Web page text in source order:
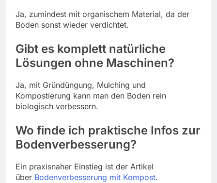
Ja, zumindest mit organischem Material, da der
Boden sonst wieder verdichtet.
Gibt es komplett natürliche
Lösungen ohne Maschinen?
Ja, mit Gründüngung, Mulching und
Kompostierung kann man den Boden rein
biologisch verbessern.
Wo finde ich praktische Infos zur
Bodenverbesserung?
Ein praxisnaher Einstieg ist der Artikel
über Bodenverbesserung mit Kompost.